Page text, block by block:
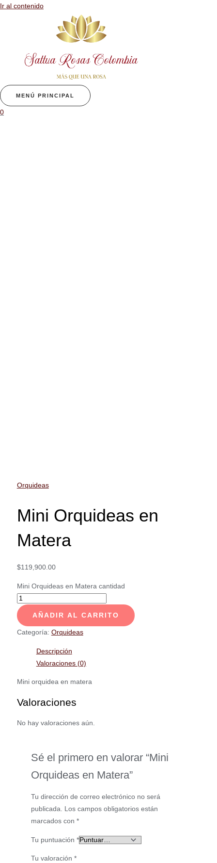
Ir al contenido
MENÚ PRINCIPAL
0
Orquideas
Mini Orquideas en
Matera
$119,900.00
Mini Orquideas en Matera cantidad
AÑADIR AL CARRITO
Categoría: Orquideas
Descripción
Valoraciones (0)
Mini orquidea en matera
Valoraciones
No hay valoraciones aún.
Sé el primero en valorar “Mini
Orquideas en Matera”
Tu dirección de correo electrónico no será
publicada.
Los campos obligatorios están
marcados con *
Tu puntuación *
Tu valoración *